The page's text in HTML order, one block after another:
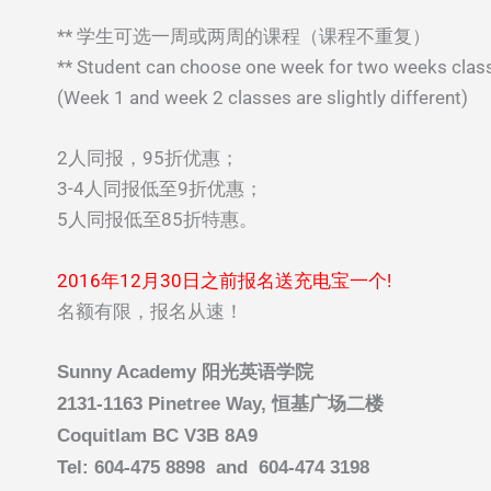
** 学生可选一周或两周的课程（课程不重复）
** Student can choose one week for two weeks
(Week 1 and week 2 classes are slightly different)
2人同报，95折优惠；
3-4人同报低至9折优惠；
5人同报低至85折特惠。
2016年12月30日之前报名送充电宝一个!
名额有限，报名从速！
Sunny Academy 阳光英语学院
2131-1163 Pinetree Way, 恒基广场二楼
Coquitlam BC V3B 8A9
Tel: 604-475 8898 and 604-474 3198